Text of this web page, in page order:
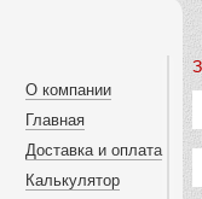
О компании
Главная
Доставка и оплата
Калькулятор